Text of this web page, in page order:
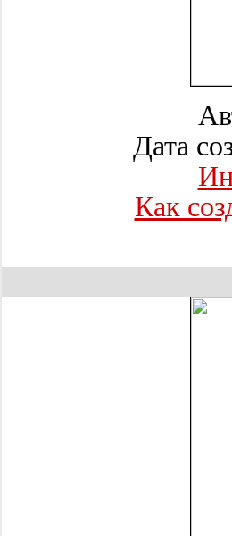
Дата
Как